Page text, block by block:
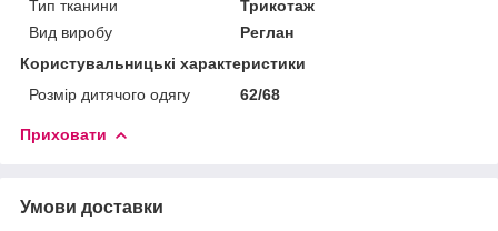
Тип тканини
Трикотаж
Вид виробу
Реглан
Користувальницькі характеристики
Розмір дитячого одягу
62/68
Приховати
Умови доставки